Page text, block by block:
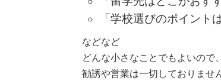
「学校選びのポイント
などなど
どんな小さなことでもよいので
勧誘や営業は一切しておりませ